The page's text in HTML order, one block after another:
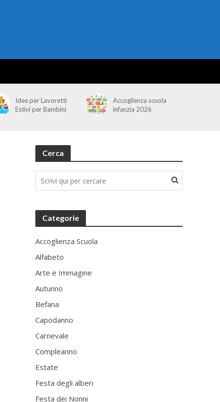
Idee per Lavoretti
Estivi per Bambini
Accoglienza scuola
infanzia 2026
Cerca
Categorie
Accoglienza Scuola
Alfabeto
Arte e Immagine
Autunno
Befana
Capodanno
Carnevale
Compleanno
Estate
Festa degli alberi
Festa dei Nonni